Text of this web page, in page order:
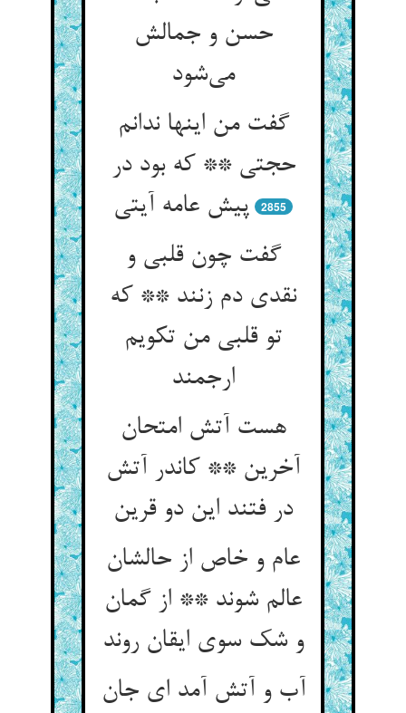
حسن و جمالش
می‌شود
گفت من اینها ندانم
حجتی ** که بود در
پیش عامه آیتی
2855
گفت چون قلبی و
نقدی دم زنند ** که
تو قلبی من تکویم
ارجمند
هست آتش امتحان
آخرین ** کاندر آتش
در فتند این دو قرین
عام و خاص از حالشان
عالم شوند ** از گمان
و شک سوی ایقان روند
آب و آتش آمد ای جان